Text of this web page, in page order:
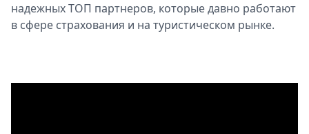
надежных ТОП партнеров, которые давно работают
в сфере страхования и на туристическом рынке.